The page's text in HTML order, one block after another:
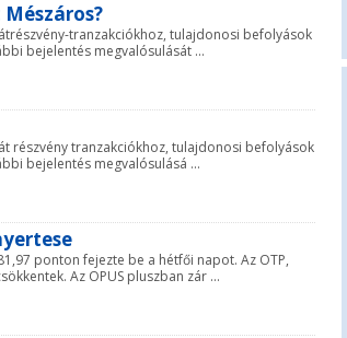
tranzakciókhoz, tulajdonosi befolyások
bejelentés megvalósulását ...
részvény tranzakciókhoz, tulajdonosi befolyások
bejelentés megvalósulásá ...
ponton fejezte be a hétfői napot. Az OTP,
Az OPUS pluszban zár ...